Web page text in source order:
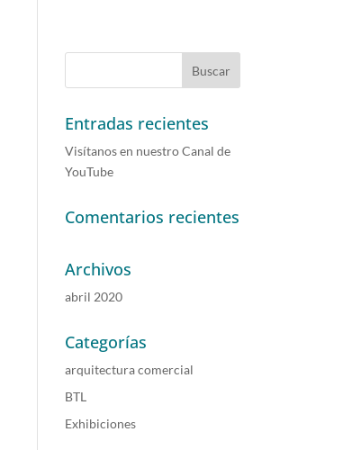
Entradas recientes
Visítanos en nuestro Canal de
YouTube
Comentarios recientes
Archivos
abril 2020
Categorías
arquitectura comercial
BTL
Exhibiciones